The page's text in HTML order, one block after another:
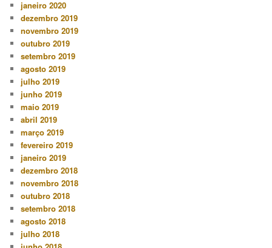
janeiro 2020
dezembro 2019
novembro 2019
outubro 2019
setembro 2019
agosto 2019
julho 2019
junho 2019
maio 2019
abril 2019
março 2019
fevereiro 2019
janeiro 2019
dezembro 2018
novembro 2018
outubro 2018
setembro 2018
agosto 2018
julho 2018